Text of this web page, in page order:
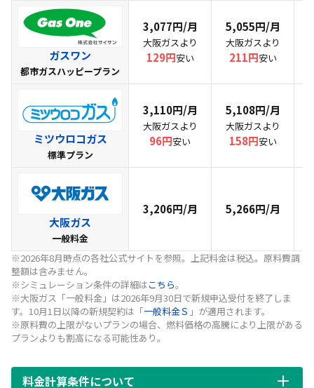
料金の絶対額だけで選ぶなら関電ガス
エルピオ都市ガスが向いている3つのケース
床暖房・ガス暖房があるならエルピオ「床暖プラ
ガス会社を選ぶときに見るべき4つのポイント
基本料金と従量料金のバランスを確認する
電気とのセット割引があるかどうか
原料費調整額の上限有無をチェックする
解約金・契約期間の縛りがないか確認する
ガス会社の切り替え・新規契約時の注意点
賃貸アパート・マンションでは乗り換えできない場
合がある
使用量が少ないと切り替えても安くならないことが
ある
プロパンガスから都市ガスへの切り替えは工事が必
床暖房やエネファームがある家庭は割高になる場合
ガスワン
都市ガスハッピープラン
3,077円/月
大阪ガスより
129円安い
5,055円/月
大阪ガスより
211円安い
ミツウロコガス
標準プラン
3,110円/月
大阪ガスより
96円安い
5,108円/月
大阪ガスより
158円安い
大阪ガス
一般料金
3,206円/月 5,266円/月
※2026年8月時点の各社公式サイトを参照。上記料金は税込。原料費調
整額は含みません。
※シミュレーション条件の詳細はこちら。
※大阪ガス「一般料金」は2026年9月30日で新規申込受付を終了しま
す。10月1日以降の新規契約は「一般料金Ｓ 」が適用されます。
※原料費の上限がないプランの場合、燃料価格の高騰により上限がある
プランよりも割高になる可能性あり。
料金計算条件について